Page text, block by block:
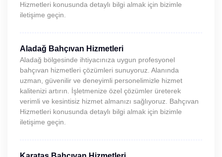
Hizmetleri konusunda detaylı bilgi almak için bizimle
iletişime geçin.
Aladağ Bahçıvan Hizmetleri
Aladağ bölgesinde ihtiyacınıza uygun profesyonel
bahçıvan hizmetleri çözümleri sunuyoruz. Alanında
uzman, güvenilir ve deneyimli personelimizle hizmet
kalitenizi artırın. İşletmenize özel çözümler üreterek
verimli ve kesintisiz hizmet almanızı sağlıyoruz. Bahçıvan
Hizmetleri konusunda detaylı bilgi almak için bizimle
iletişime geçin.